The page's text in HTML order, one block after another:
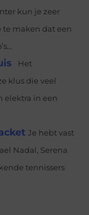
kun je zeer
te maken dat een
Het
klus die veel
elektra in een
Je hebt vast
Nadal, Serena
tennissers